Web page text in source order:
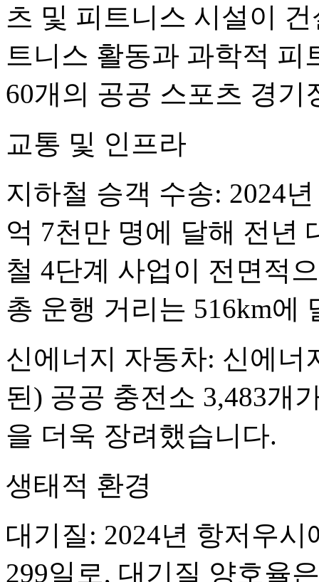
츠 및 피트니스 시설이
트니스 활동과 과학적
60개의 공공 스포츠 경
교통 및 인프라
지하철 승객 수송: 2024
억 7천만 명에 달해 전년
철 4단계 사업이 전면적
총 운행 거리는 516km에
신에너지 자동차: 신에너
된) 공공 충전소 3,483개
을 더욱 장려했습니다.
생태적 환경
대기질: 2024년 항저우
299일로, 대기질 양호율